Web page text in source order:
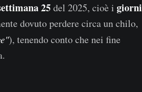
25del 2025, cioè i giorni
dovuto perdere circa un chilo,
), tenendo conto che nei fine